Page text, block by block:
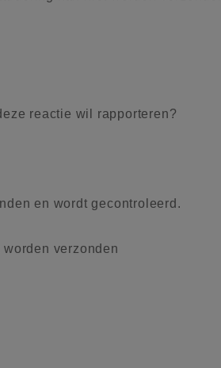
reactie wil rapporteren?
en wordt gecontroleerd.
verzonden